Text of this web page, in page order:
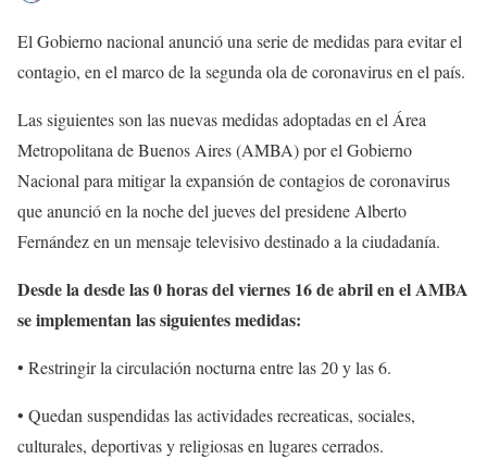
El Gobierno nacional anunció una serie de medidas para evitar el
contagio, en el marco de la segunda ola de coronavirus en el país.
Las siguientes son las nuevas medidas adoptadas en el Área
Metropolitana de Buenos Aires (AMBA) por el Gobierno
Nacional para mitigar la expansión de contagios de coronavirus
que anunció en la noche del jueves del presidene Alberto
Fernández en un mensaje televisivo destinado a la ciudadanía.
Desde la desde las 0 horas del viernes 16 de abril en el AMBA
se implementan las siguientes medidas:
• Restringir la circulación nocturna entre las 20 y las 6.
• Quedan suspendidas las actividades recreaticas, sociales,
culturales, deportivas y religiosas en lugares cerrados.